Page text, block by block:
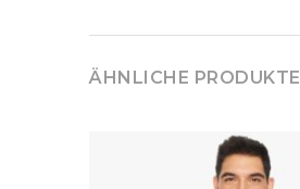
ÄHNLICHE PRODUKTE